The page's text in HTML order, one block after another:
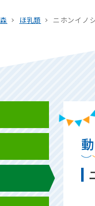
ほ乳類 ニホンイノ